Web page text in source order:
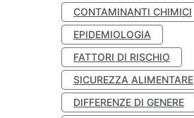
CONTAMINANTI CHIMICI
EPIDEMIOLOGIA
FATTORI DI RISCHIO
SICUREZZA ALIMENTARE
DIFFERENZE DI GENERE